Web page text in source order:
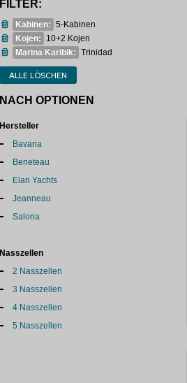
FILTER:
Kabinen: 5-Kabinen
Kojen:
10+2 Kojen
Marina Karibik: Trinidad
ALLE LÖSCHEN
NACH OPTIONEN
Hersteller
Bavaria
Beneteau
Elan Yachts
Jeanneau
Salona
Nasszellen
2 Nasszellen
3 Nasszellen
4 Nasszellen
5 Nasszellen